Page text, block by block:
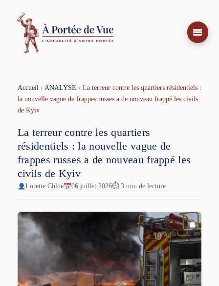
contenu
Accueil› ANALYSE › La terreur contre les quartiers résidentiels :
la nouvelle vague de frappes russes a de nouveau frappé les civils
de Kyiv
La terreur contre les quartiers
résidentiels : la nouvelle vague de
frappes russes a de nouveau frappé les
civils de Kyiv
Lorette Chloé 06 juillet 2026⏱ 3 min de lecture